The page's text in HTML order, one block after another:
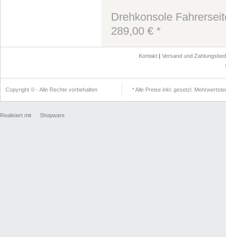
Drehkonsole
289,00 € *
Kontakt | Versand und
Copyright © - Alle Rechte vorbehalten * Alle Preise inkl. gesetzl.
Realisiert mit Shopware